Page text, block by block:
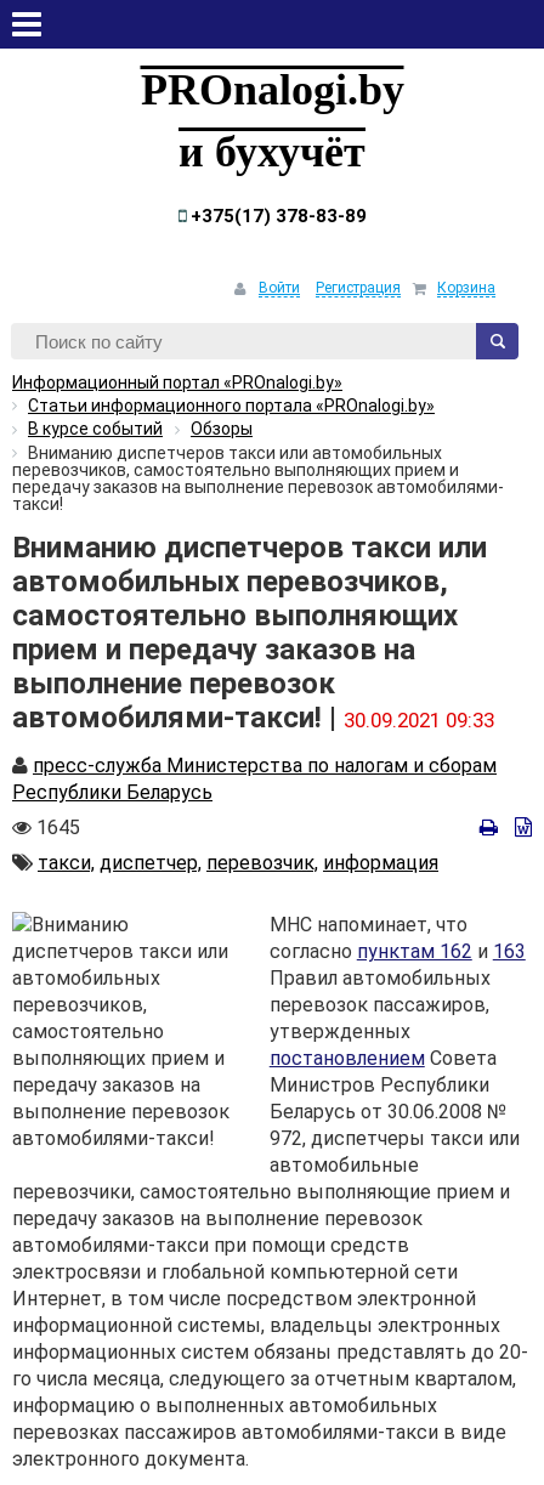
PROnalogi.by
и бухучёт
+375(17) 378-83-89
Войти Регистрация Корзина
Информационный портал «PROnalogi.by»
Статьи информационного портала «PROnalogi.by»
В курсе событий
Обзоры
Вниманию диспетчеров такси или автомобильных
перевозчиков, самостоятельно выполняющих прием и
передачу заказов на выполнение перевозок автомобилями-
такси!
Вниманию диспетчеров такси или
автомобильных перевозчиков,
самостоятельно выполняющих
прием и передачу заказов на
выполнение перевозок
автомобилями-такси! | 30.09.2021 09:33
Автор
пресс-служба Министерства по налогам и сборам
Республики Беларусь
Количество
1645
Автор
такси, диспетчер, перевозчик, информация
МНС напоминает, что
согласно пунктам 162 и 163
Правил автомобильных
перевозок пассажиров,
утвержденных
постановлениемСовета
Министров Республики
Беларусь от 30.06.2008 №
972, диспетчеры такси или
автомобильные
перевозчики, самостоятельно выполняющие прием и
передачу заказов на выполнение перевозок
автомобилями-такси при помощи средств
электросвязи и глобальной компьютерной сети
Интернет, в том числе посредством электронной
информационной системы, владельцы электронных
информационных систем обязаны представлять до 20-
го числа месяца, следующего за отчетным кварталом,
информацию о выполненных автомобильных
перевозках пассажиров автомобилями-такси в виде
электронного документа.